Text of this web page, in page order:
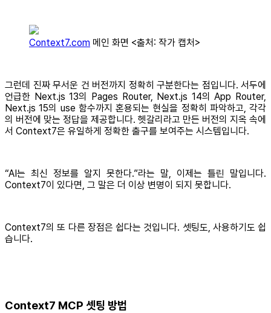
Context7.com 메인 화면 <출처: 작가 캡처>
그런데 진짜 무서운 건 버전까지 정확히 구분한다는 점입니다. 서두에
언급한 Next.js 13의 Pages Router, Next.js 14의 App Router,
Next.js 15의 use 함수까지 혼용되는 현실을 정확히 파악하고, 각각
의 버전에 맞는 정답을 제공합니다. 헷갈리라고 만든 버전의 지옥 속에
서 Context7은 유일하게 정확한 출구를 보여주는 시스템입니다.
“AI는 최신 정보를 알지 못한다.”라는 말, 이제는 틀린 말입니다.
Context7이 있다면, 그 말은 더 이상 변명이 되지 못합니다.
Context7의 또 다른 장점은 쉽다는 것입니다. 셋팅도, 사용하기도 쉽
습니다.
Context7 MCP 셋팅 방법